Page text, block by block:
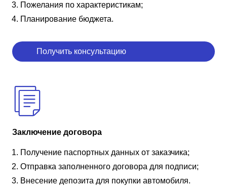
Пожелания по характеристикам;
Планирование бюджета.
Получить консультацию
Заключение договора
Получение паспортных данных от заказчика;
Отправка заполненного договора для подписи;
Внесение депозита для покупки автомобиля.